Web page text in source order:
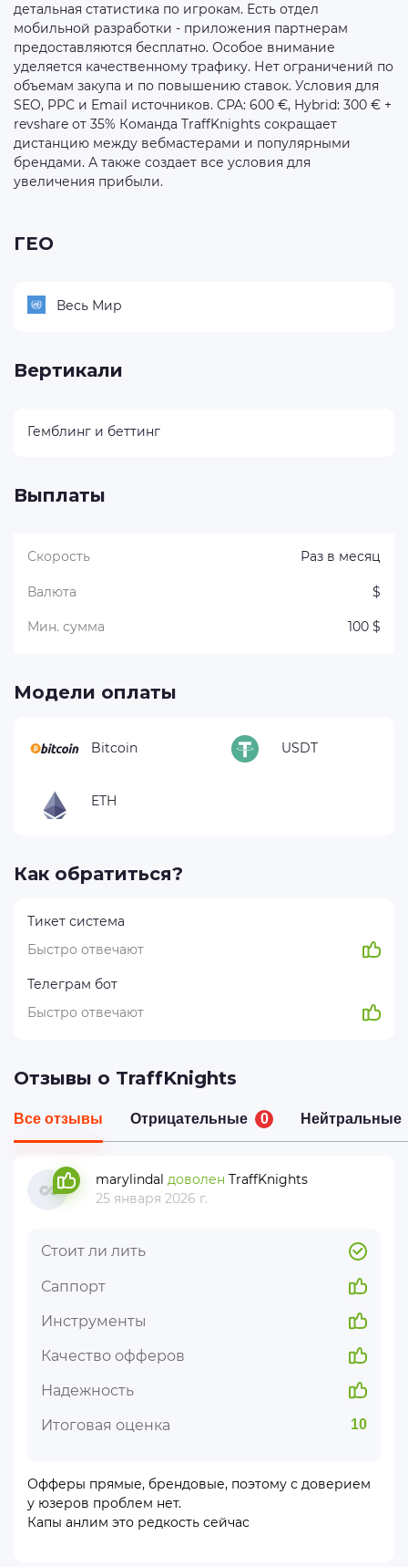
детальная статистика по игрокам. Есть отдел
мобильной разработки - приложения партнерам
предоставляются бесплатно. Особое внимание
уделяется качественному трафику. Нет ограничений по
объемам закупа и по повышению ставок. Условия для
SEO, PPC и Email источников. CPA: 600 €, Hybrid: 300 € +
revshare от 35% Команда TraffKnights сокращает
дистанцию между вебмастерами и популярными
брендами. А также создает все условия для
увеличения прибыли.
ГЕО
Весь Мир
Вертикали
Гемблинг и беттинг
Выплаты
Скорость Раз в месяц
Валюта $
Мин. сумма 100 $
Модели оплаты
Bitcoin USDT
ETH
Как обратиться?
Тикет система
Быстро отвечают
Телеграм бот
Быстро отвечают
Отзывы о TraffKnights
Все отзывы Отрицательные 0 Нейтральные
marylindal доволен TraffKnights
25 января 2026 г.
Стоит ли лить
Саппорт
Инструменты
Качество офферов
Надежность
Итоговая оценка
10
Офферы прямые, брендовые, поэтому с доверием
у юзеров проблем нет.
Капы анлим это редкость сейчас